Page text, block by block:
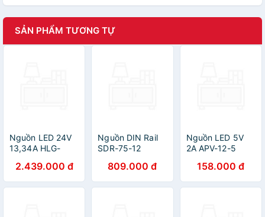
SẢN PHẨM TƯƠNG TỰ
Nguồn LED 24V
13,34A HLG-
Meanwell
2.439.000 đ
Nguồn DIN Rail
SDR-75-12
12V 6.3A) Hàng
phập khẩu
809.000 đ
Nguồn LED 5V
2A APV-12-5
158.000 đ